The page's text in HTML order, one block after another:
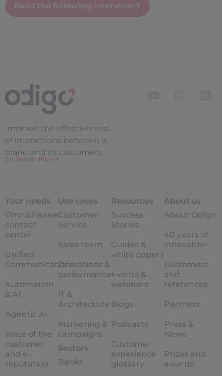
Read the following interview
Improve the effectiveness
of interactions between a
brand and its customers
En Savoir Plus
Your needs
Omnichannel
contact
center
Unified
Communications
Automation
& AI
Agentic AI
Voice of the
customer
and e-
reputation
Use cases
Customer
Service
Sales team
Operations &
performance
IT &
Architecture
Marketing &
campaigns
Sectors
Banks
Resources
Success
Stories
Guides &
white papers
Events &
webinars
Blogs
Podcasts
Customer
experience
glossary
About us
About Odigo
40 years of
innovation
Customers
and
references
Partners
Press &
News
Prizes and
awards